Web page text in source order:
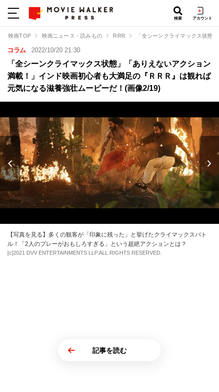
検索 アカウント
映画TOP 映画ニュース・読みもの RRR 「全シーンクライマックス状態
コラム 2022/10/20 21:30
「全シーンクライマックス状態」「ありえないアクション
満載！」インド映画初心者も大満足の『ＲＲＲ』は観れば
元気になる滋養強壮ムービーだ！(画像2/19)
【写真を見る】多くの観客が「印象に残った」と挙げたクライマックスバト
ル！「2人のプレーがおもしろすぎる」という超絶アクションとは？
[c]2021 DVV ENTERTAINMENTS LLP.ALL RIGHTS RESERVED.
記事を読む